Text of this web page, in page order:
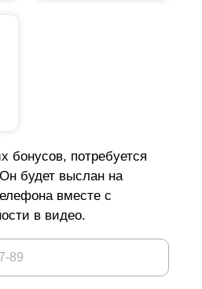
бонусов, потребуется
будет выслан на
вместе с
в видео.